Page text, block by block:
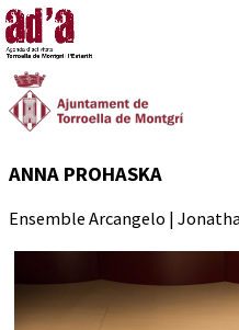
ANNA PROHASKA
Ensemble Arcangelo |